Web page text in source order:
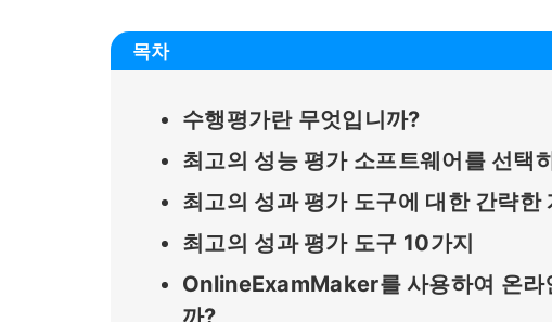
목차
수행평가란 무엇입니까?
최고의 성능 평가 소프트웨어를 선택
최고의 성과 평가 도구에 대한 간략한
최고의 성과 평가 도구 10가지
OnlineExamMaker를 사용하여 온라
까?